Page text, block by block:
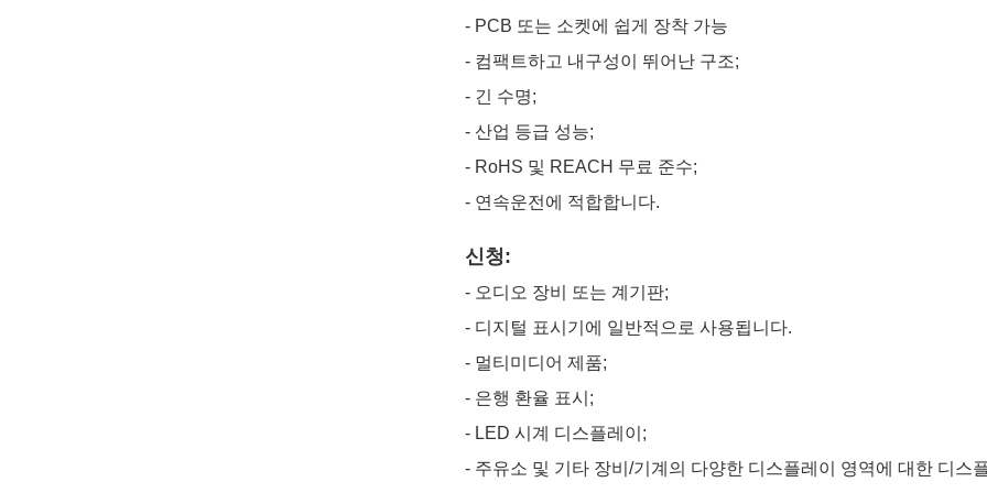
- PCB 또는 소켓에 쉽게 장착 가능
- 컴팩트하고 내구성이 뛰어난 구조;
- 긴 수명;
- 산업 등급 성능;
- RoHS 및 REACH 무료 준수;
- 연속운전에 적합합니다.
신청:
- 오디오 장비 또는 계기판;
- 디지털 표시기에 일반적으로 사용됩니다.
- 멀티미디어 제품;
- 은행 환율 표시;
- LED 시계 디스플레이;
- 주유소 및 기타 장비/기계의 다양한 디스플레이 영역에 대한 디스